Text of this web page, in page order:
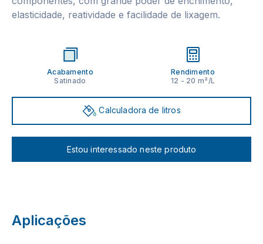
elasticidade, reatividade e facilidade de lixagem.
Acabamento
Satinado
Rendimento
12 - 20 m²/L
Calculadora de litros
Estou interessado neste produto
Aplicações